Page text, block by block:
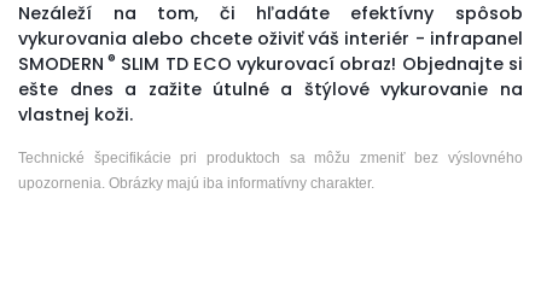
Nezáleží na tom, či hľadáte efektívny spôsob
vykurovania alebo chcete oživiť váš interiér - infrapanel
SMODERN ® SLIM TD ECO vykurovací obraz! Objednajte si
ešte dnes a zažite útulné a štýlové vykurovanie na
vlastnej koži.
Technické špecifikácie pri produktoch sa môžu zmeniť bez výslovného
upozornenia. Obrázky majú iba informatívny charakter.